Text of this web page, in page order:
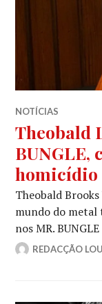
NOTÍCIAS
Theobald
BUNGLE,
Theobald
mundo do metal
nos MR.
REDACÇÃO